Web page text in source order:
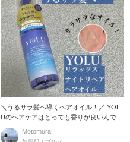
＼うるサラ髪へ導くヘアオイル！／ YOL
Uのヘアケアはとっても香りが良いんで
Motomura